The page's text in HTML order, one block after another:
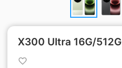
X300 Ultra 16G/512G